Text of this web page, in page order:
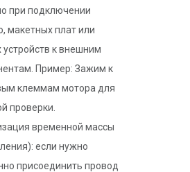
при подключении
макетных плат или
устройств к внешним
Пример: Зажим к
клеммам мотора для
проверки.
временной массы
если нужно
присоединить провод